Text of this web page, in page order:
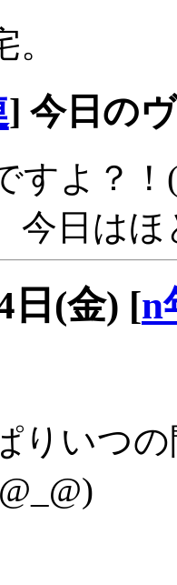
] 今日の
すよ？！
今日は
日(金) [n
りいつ